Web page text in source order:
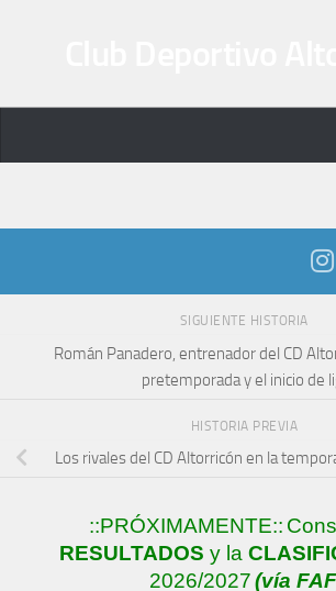
SIGUIENTE HISTORIA
Román Panadero, entrenador del CD
pretemporada y el inicio de
HISTORIA PREVIA
Los rivales del CD Altorricón en la
::PRÓXIMAMENTE::
RESULTADOS y la
2026/2027(vía